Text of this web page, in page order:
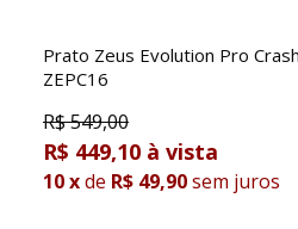
Prato Zeus Evolution Pro
ZEPC16
R$549,00
R$ 449,10
10xde R$ 49,90sem juros